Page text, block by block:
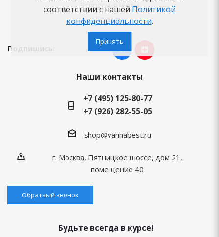
Вопросы-ответы
Бренды
Подпишись:
Наши контакты
+7 (495) 125-80-77
+7 (926) 282-55-05
shop@vannabest.ru
г. Москва, Пятницкое шоссе, дом 21,
помещение 40
Обратный звонок
Будьте всегда в курсе!
соответствии с нашей Политикой
конфиденциальности.
Принять